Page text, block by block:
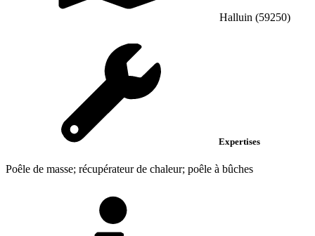
Halluin (59250)
Expertises
Poêle de masse; récupérateur de chaleur; poêle à bûches